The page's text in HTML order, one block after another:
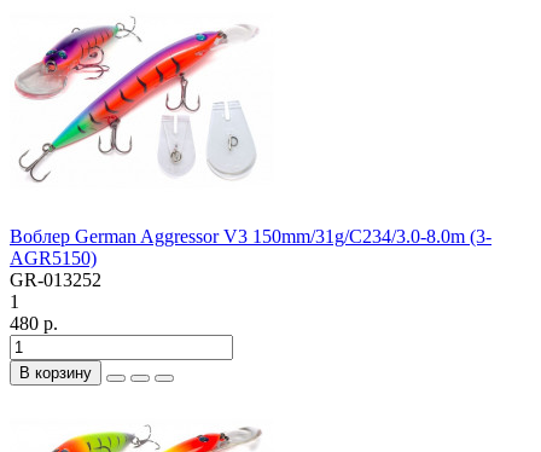
Воблер German Aggressor V3 150mm/31g/C234/3.0-8.0m (3-
AGR5150)
GR-013252
1
480 р.
В корзину